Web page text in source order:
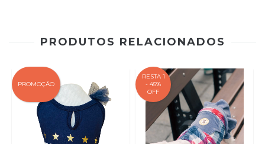
PRODUTOS RELACIONADOS
PROMOÇÃO
RESTA 1
- 45%
OFF